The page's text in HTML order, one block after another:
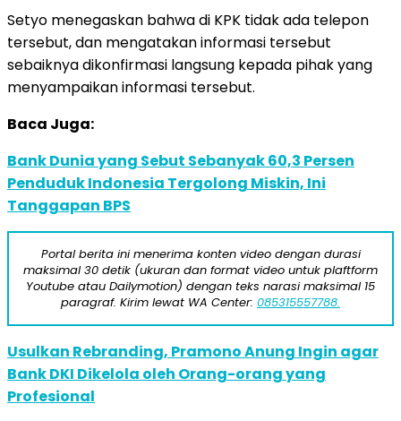
Setyo menegaskan bahwa di KPK tidak ada telepon
tersebut, dan mengatakan informasi tersebut
sebaiknya dikonfirmasi langsung kepada pihak yang
menyampaikan informasi tersebut.
Baca Juga:
Bank Dunia yang Sebut Sebanyak 60,3 Persen
Penduduk Indonesia Tergolong Miskin, Ini
Tanggapan BPS
Portal berita ini menerima konten video dengan durasi
maksimal 30 detik (ukuran dan format video untuk plaftform
Youtube atau Dailymotion) dengan teks narasi maksimal 15
paragraf. Kirim lewat WA Center: 085315557788.
Usulkan Rebranding, Pramono Anung Ingin agar
Bank DKI Dikelola oleh Orang-orang yang
Profesional